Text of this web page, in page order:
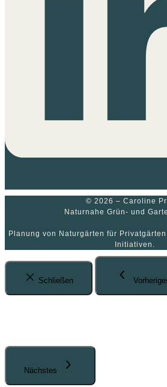
© 2026 – Caroline
Naturnahe Grün- und
Planung von Naturgärten für
Initiativen.
Schließen
Nächstes